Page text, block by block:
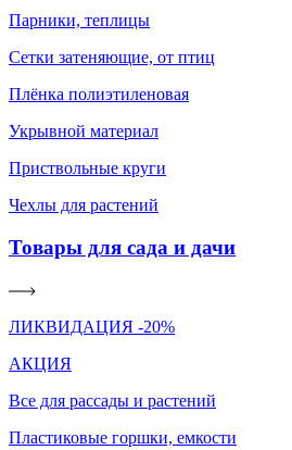
Парники, теплицы
Сетки затеняющие, от птиц
Плёнка полиэтиленовая
Укрывной материал
Приствольные круги
Чехлы для растений
Товары для сада и дачи
ЛИКВИДАЦИЯ -20%
АКЦИЯ
Все для рассады и растений
Пластиковые горшки, емкости